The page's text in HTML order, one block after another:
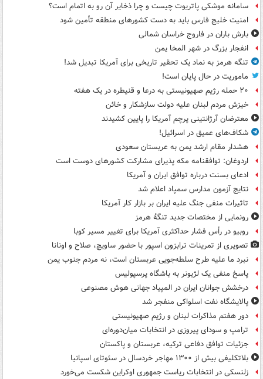
سامانه موشکی پاتریوت چیست و چرا ذخایر آن رو به اتمام است؟
امنیت خلیج فارس باید به دست کشورهای منطقه تأمین شود
بارش باران در فاروج خراسان شمالی
انفجار بزرگ در شهر المخا یمن
تنگه هرمز به نماد یک تحقیر تاریخی برای آمریکا تبدیل شد!
ماموریت در حال پایان است!
۲۰ حمله رژیم صهیونیستی به درعا و قنیطره در یک هفته
خیزش مردم لبنان علیه دولت سازشکار و خائن
معترضان آرژانتینی پرچم آمریکا را پایین کشیدند
شکاف‌های عمیق در اسرائیل!
هشدار مقام ارشد یمن به عربستان سعودی
اردوغان: توافقنامه مکه پذیرای مشارکت کشورهای دوست است
ادعای بسنت درباره توافق ایران و آمریکا
نتایج آزمون مدارس سمپاد اعلام شد
تاثیرات منفی جنگ علیه ایران بر بازار کار آمریکا
رونمایی از مختصات جدید تنگۀ هرمز
روبیو در رأس فشار حداکثری آمریکا برای تغییر مسیر کوبا
تصویری از تمرینات ترابزون اسپور با حضور ساویچ، صلاح و اونانا
نبرد ما علیه طرح سلطه‌جویی عربستان است، نه مردم جنوب یمن
پاسخ منفی یک لژیونر به باشگاه پرسپولیس
درخشش جوانان ایران در المپیاد جهانی هوش مصنوعی
پالایشگاه نفت اسلواکی منفجر شد
دور هفتم مذاکرات لبنان و رژیم صهیونیستی
ترامپ و سودای پیروزی در انتخابات میان‌دوره‌ای
جزئیات توافق دفاعی ترکیه، عربستان و پاکستان
بلاتکلیفی بیش از ۱۳۰۰ مهاجر خردسال در سئوتای اسپانیا
زلنسکی در انتخابات ریاست جمهوری اوکراین شکست می‌خورد